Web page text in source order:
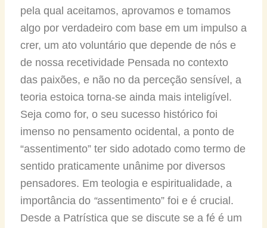
pela qual aceitamos, aprovamos e tomamos
algo por verdadeiro com base em um impulso a
crer, um ato voluntário que depende de nós e
de nossa recetividade Pensada no contexto
das paixões, e não no da perceção sensível, a
teoria estoica torna-se ainda mais inteligível.
Seja como for, o seu sucesso histórico foi
imenso no pensamento ocidental, a ponto de
“assentimento” ter sido adotado como termo de
sentido praticamente unânime por diversos
pensadores. Em teologia e espiritualidade, a
importância do“assentimento” foi e é crucial.
Desde a Patrística que se discute se a fé é um